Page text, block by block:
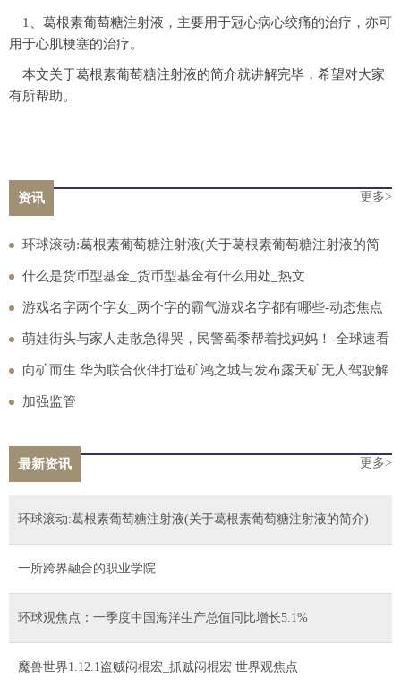
1、葛根素葡萄糖注射液，主要用于冠心病心绞痛的治疗，亦可
用于心肌梗塞的治疗。
本文关于葛根素葡萄糖注射液的简介就讲解完毕，希望对大家
有所帮助。
资讯 更多>
环球滚动:葛根素葡萄糖注射液(关于葛根素葡萄糖注射液的简
介)
什么是货币型基金_货币型基金有什么用处_热文
游戏名字两个字女_两个字的霸气游戏名字都有哪些-动态焦点
萌娃街头与家人走散急得哭，民警蜀黍帮着找妈妈！-全球速看
向矿而生 华为联合伙伴打造矿鸿之城与发布露天矿无人驾驶解
决方案
加强监管
最新资讯 更多>
环球滚动:葛根素葡萄糖注射液(关于葛根素葡萄糖注射液的简介)
一所跨界融合的职业学院
环球观焦点：一季度中国海洋生产总值同比增长5.1%
魔兽世界1.12.1盗贼闷棍宏_抓贼闷棍宏 世界观焦点